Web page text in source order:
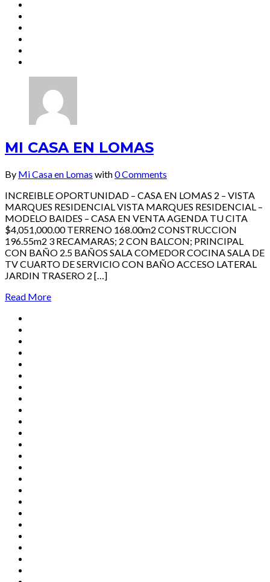
MI CASA EN LOMAS
By Mi Casa en Lomas with0 Comments
INCREIBLE OPORTUNIDAD – CASA EN LOMAS 2 – VISTA
MARQUES RESIDENCIAL VISTA MARQUES RESIDENCIAL –
MODELO BAIDES – CASA EN VENTA AGENDA TU CITA
$4,051,000.00 TERRENO 168.00m2 CONSTRUCCION
196.55m2 3 RECAMARAS; 2 CON BALCON; PRINCIPAL
CON BAÑO 2.5 BAÑOS SALA COMEDOR COCINA SALA DE
TV CUARTO DE SERVICIO CON BAÑO ACCESO LATERAL
JARDIN TRASERO 2 […]
Read More